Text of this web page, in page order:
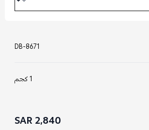
DB-8671
1 كجم
2,840 SAR